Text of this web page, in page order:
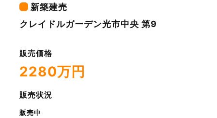
新築建売
クレイドルガーデン光市中央 第9
販売価格
2280万円
販売状況
販売中